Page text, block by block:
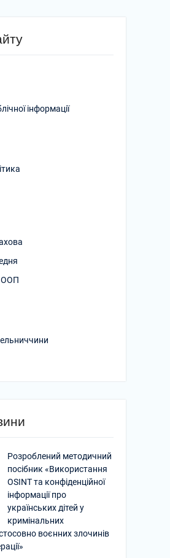
інформації
ООП
Розроблений методичний
посібник «Використання
OSINT та конфіденційної
інформації про
українських дітей у
кримінальних
воєнних злочинів